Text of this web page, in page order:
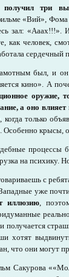
три
«Вий»,
зал:
как человек,
сердечный
был, и он
кино». А
оружие,
а оно влияет
когда только
Особенно крысы,
процессы
на психику.
с
уже
иллюзию,
получается
хотят
что они могут
Сакурова